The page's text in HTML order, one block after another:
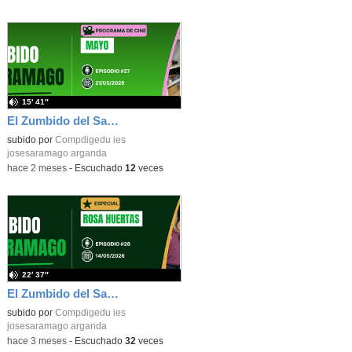
El Zumbido del Saramago 3x27: Cine Mayo
subido por Compdigedu ies
josesaramago arganda
15′ 41″
-hace 2 meses- Escuchado 12veces
El Zumbido del Saramago 3X26: Rosa Huertas
subido por Compdigedu ies
josesaramago arganda
22′ 37″
-hace 3 meses- Escuchado 32veces